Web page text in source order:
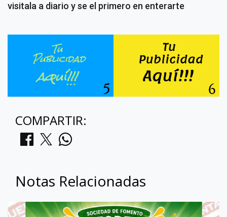
visitala a diario y se el primero en enterarte
COMPARTIR:
Notas Relacionadas